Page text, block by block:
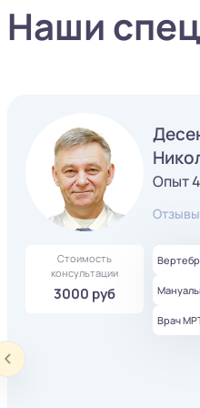
Наши
Опыт
Отзывы
Стоимость
консультации
3000 руб
Врач